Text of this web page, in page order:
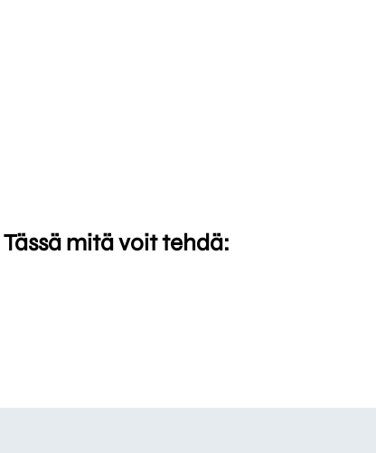
mitä voit tehdä: